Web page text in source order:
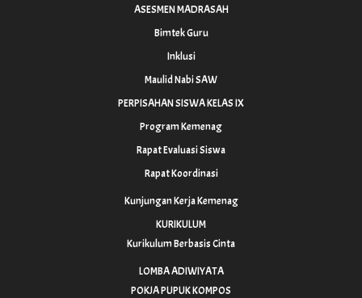
ASESMEN MADRASAH
Bimtek Guru
Inklusi
Maulid Nabi SAW
PERPISAHAN SISWA KELAS IX
Program Kemenag
Rapat Evaluasi Siswa
Rapat Koordinasi
Kunjungan Kerja Kemenag
KURIKULUM
Kurikulum Berbasis Cinta
LOMBA ADIWIYATA
POKJA PUPUK KOMPOS